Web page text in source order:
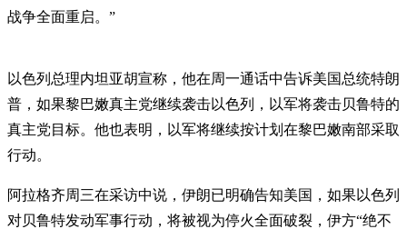
战争全面重启。”
以色列总理内坦亚胡宣称，他在周一通话中告诉美国总统特朗
普，如果黎巴嫩真主党继续袭击以色列，以军将袭击贝鲁特的
真主党目标。他也表明，以军将继续按计划在黎巴嫩南部采取
行动。
阿拉格齐周三在采访中说，伊朗已明确告知美国，如果以色列
对贝鲁特发动军事行动，将被视为停火全面破裂，伊方“绝不